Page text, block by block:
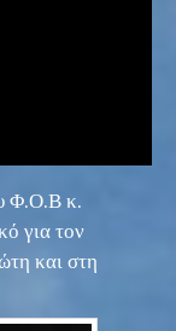
Φ.Ο.Β κ.
για τον
και στη